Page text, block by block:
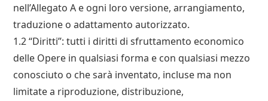
nell’Allegato A e ogni loro versione, arrangiamento,
traduzione o adattamento autorizzato.
1.2 “Diritti”: tutti i diritti di sfruttamento economico
delle Opere in qualsiasi forma e con qualsiasi mezzo
conosciuto o che sarà inventato, incluse ma non
limitate a riproduzione, distribuzione,